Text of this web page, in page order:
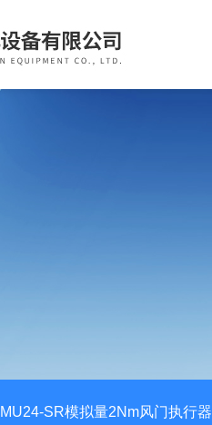
SR模拟量2Nm风门执行器